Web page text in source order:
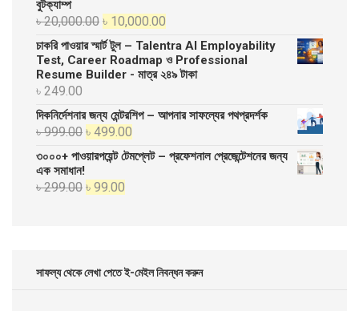
বুটক্যাম্প
৳20,000.00 Original
price
was:
৳ 20,000.00.
৳ 10,000.00
price
is:
৳ 10,000.00.
চাকরি পাওয়ার স্মার্ট টুল – Talentra AI Employability
Test, Career Roadmap ও Professional
Resume Builder - মাত্র ২৪৯ টাকা
৳ 249.00
দিকনির্দেশনার জন্য মেন্টরশিপ – আপনার সাফল্যের পথপ্রদর্শক
৳999.00 Original
price
৳ 999.00.
৳ 499.00
price
৩০০০+ পাওয়ারপয়েন্ট টেমপ্লেট – প্রফেশনাল প্রেজেন্টেশনের জন্য
এক সমাধান!
৳299.00 Original
৳ 99.00
সাফল্য থেকে লেখা পেতে ই-মেইল নিবন্ধন করুন